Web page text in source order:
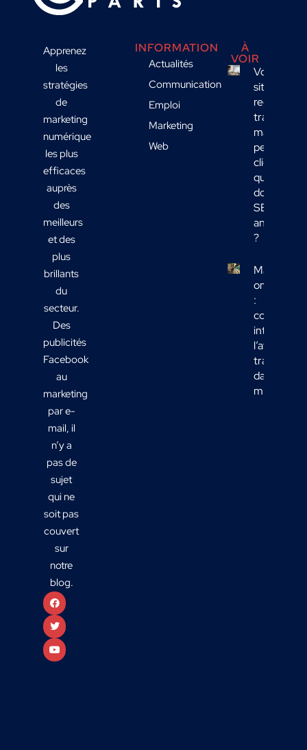
Apprenez
les
stratégies
de
marketing
numérique
les plus
efficaces
auprès
des
meilleurs
et des
plus
brillants
du
secteur.
Des
publicités
Facebook
au
marketing
par e-
mail, il
n’y a
pas de
sujet
qui ne
soit pas
couvert
sur
notre
blog.
INFORMATION
Actualités
Communication
Emploi
Marketing
Web
À
VOIR
Votre
site
reçoit du
trafic
mais
peu de
clients :
quelles
données
SEO
analyser
?
Marketing
omnicanal
:
comment
intégrer
l’affichage
transport
dans votre
mix média